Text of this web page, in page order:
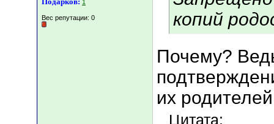
1
Вес репутации: 0
копий
Почему?
их
Цитата: